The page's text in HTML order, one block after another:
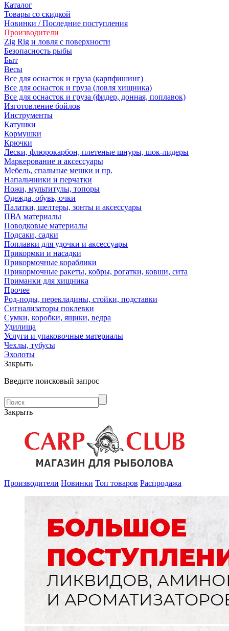
Каталог
Товары со скидкой
Новинки / Последние поступления
Производители
Zig Rig и ловля с поверхности
Безoпасность рыбы
Быт
Весы
Все для оснасток и груза (карпфишинг)
Все для оснасток и груза (ловля хищника)
Все для оснасток и груза (фидер, донная, поплавок)
Изготовление бойлов
Инструменты
Катушки
Кормушки
Крючки
Лески, флюрокарбон, плетеные шнуры, шок-лидеры
Маркерование и аксессуары
Мебель, спальные мешки и пр.
Напальчники и перчатки
Ножи, мультитулы, топоры
Одежда, обувь, очки
Палатки, шелтеры, зонты и аксессуары
ПВА материалы
Поводковые материалы
Подсаки, садки
Поплавки для удочки и аксессуары
Прикормки и насадки
Прикормочные кораблики
Прикормочные ракеты, кобры, рогатки, ковши, сита
Приманки для хищника
Прочее
Род-поды, перекладины, стойки, подставки
Сигнализаторы поклевки
Сумки, коробки, ящики, ведра
Удилища
Услуги и упаковочные материалы
Чехлы, тубусы
Эхолоты
Закрыть
Введите поисковый запрос
Закрыть
Производители Новинки Топ товаров Распродажа